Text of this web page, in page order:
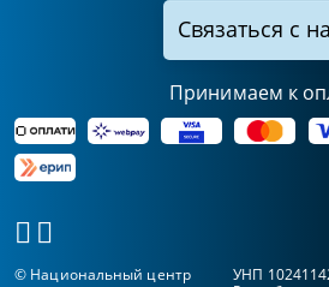
Связаться с
Принимаем к
© Национальный центр
УНП